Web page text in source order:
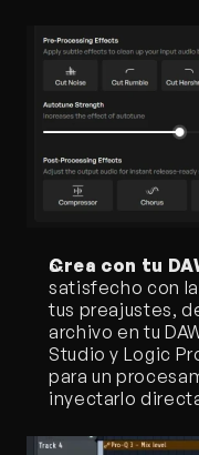
Crea con tu
satisfecho con
tus preajustes,
archivo en tu
Studio y Logic
para un
inyectarlo